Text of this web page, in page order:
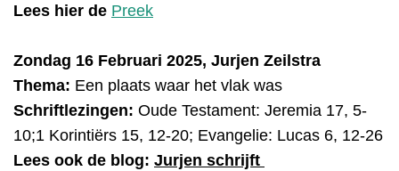
Lees hier de Preek
Zondag 16 Februari 2025, Jurjen Zeilstra
Thema: Een plaats waar het vlak was
Schriftlezingen: Oude Testament: Jeremia 17, 5-
10;1 Korintiërs 15, 12-20; Evangelie: Lucas 6, 12-26
Lees ook de blog: Jurjen schrijft